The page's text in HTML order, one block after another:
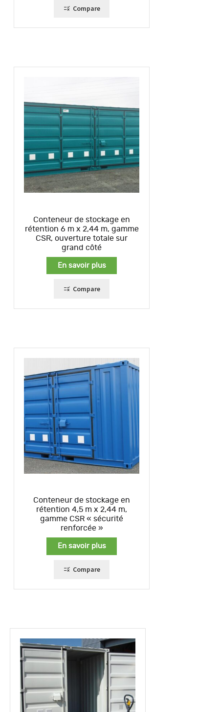
Compare
Conteneur de stockage en
rétention 6 m x 2,44 m, gamme
CSR, ouverture totale sur
grand côté
En savoir plus
Compare
Conteneur de stockage en
rétention 4,5 m x 2,44 m,
gamme CSR « sécurité
renforcée »
En savoir plus
Compare